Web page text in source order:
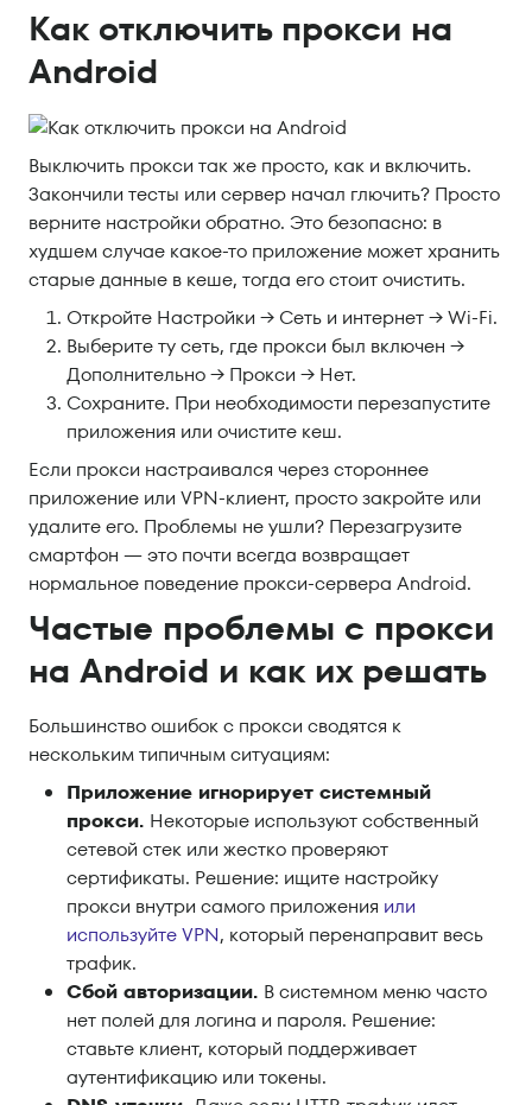
Как отключить прокси на
Android
Выключить прокси так же просто, как и включить.
Закончили тесты или сервер начал глючить? Просто
верните настройки обратно. Это безопасно: в
худшем случае какое-то приложение может хранить
старые данные в кеше, тогда его стоит очистить.
Откройте Настройки → Сеть и интернет → Wi-Fi.
Выберите ту сеть, где прокси был включен →
Дополнительно → Прокси → Нет.
Сохраните. При необходимости перезапустите
приложения или очистите кеш.
Если прокси настраивался через стороннее
приложение или VPN-клиент, просто закройте или
удалите его. Проблемы не ушли? Перезагрузите
смартфон — это почти всегда возвращает
нормальное поведение прокси-сервера Android.
Частые проблемы с прокси
на Android и как их решать
Большинство ошибок с прокси сводятся к
нескольким типичным ситуациям:
Приложение игнорирует системный
прокси. Некоторые используют собственный
сетевой стек или жестко проверяют
сертификаты. Решение: ищите настройку
прокси внутри самого приложения или
используйте VPN, который перенаправит весь
трафик.
Сбой авторизации. В системном меню часто
нет полей для логина и пароля. Решение:
ставьте клиент, который поддерживает
аутентификацию или токены.